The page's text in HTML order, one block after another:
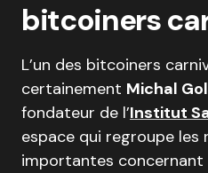
bitcoiners
L’un des bitcoiners
certainement Michal
fondateur de l’Institut
espace qui regroupe les
importantes concernant